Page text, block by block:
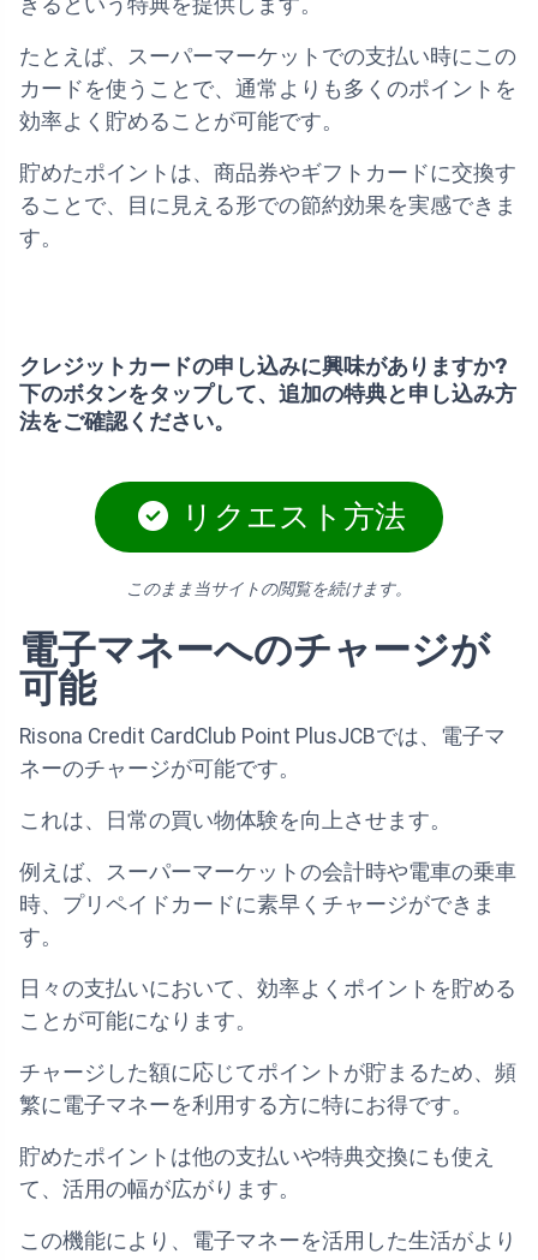
きるという特典を提供します。
たとえば、スーパーマーケットでの支払い時にこの
カードを使うことで、通常よりも多くのポイントを
効率よく貯めることが可能です。
貯めたポイントは、商品券やギフトカードに交換す
ることで、目に見える形での節約効果を実感できま
す。
クレジットカードの申し込みに興味がありますか?
下のボタンをタップして、追加の特典と申し込み方
法をご確認ください。
リクエスト方法
このまま当サイトの閲覧を続けます。
電子マネーへのチャージが
可能
Risona Credit CardClub Point PlusJCBでは、電子マ
ネーのチャージが可能です。
これは、日常の買い物体験を向上させます。
例えば、スーパーマーケットの会計時や電車の乗車
時、プリペイドカードに素早くチャージができま
す。
日々の支払いにおいて、効率よくポイントを貯める
ことが可能になります。
チャージした額に応じてポイントが貯まるため、頻
繁に電子マネーを利用する方に特にお得です。
貯めたポイントは他の支払いや特典交換にも使え
て、活用の幅が広がります。
この機能により、電子マネーを活用した生活がより